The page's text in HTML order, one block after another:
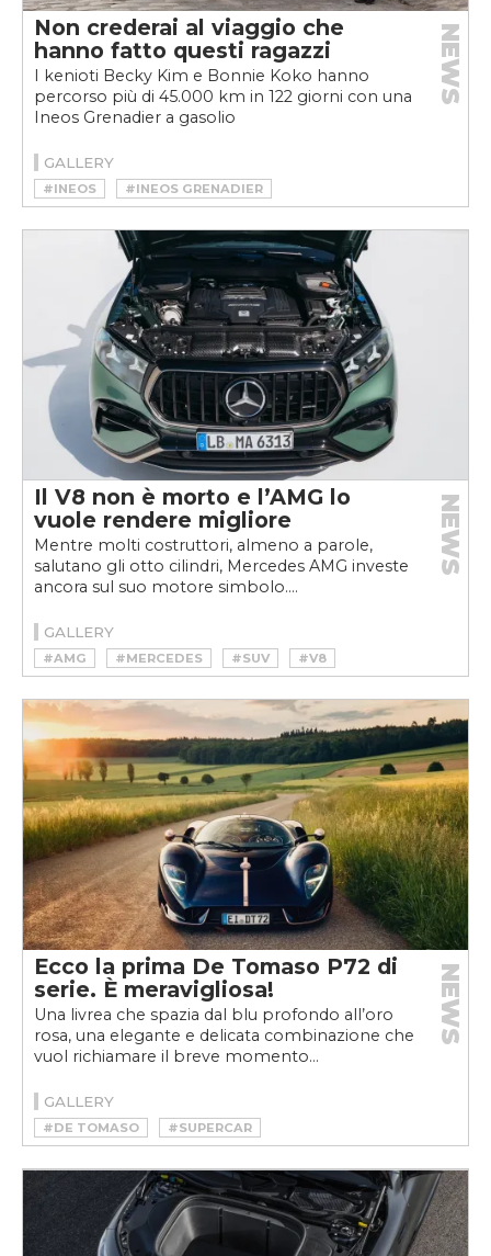
Non crederai al viaggio che
hanno fatto questi ragazzi
I kenioti Becky Kim e Bonnie Koko hanno
percorso più di 45.000 km in 122 giorni con una
Ineos Grenadier a gasolio
NEWS
GALLERY
#INEOS #INEOS GRENADIER
Il V8 non è morto e l’AMG lo
vuole rendere migliore
Mentre molti costruttori, almeno a parole,
salutano gli otto cilindri, Mercedes AMG investe
ancora sul suo motore simbolo....
NEWS
GALLERY
#AMG #MERCEDES #SUV #V8
Ecco la prima De Tomaso P72 di
serie. È meravigliosa!
Una livrea che spazia dal blu profondo all’oro
rosa, una elegante e delicata combinazione che
vuol richiamare il breve momento...
NEWS
GALLERY
#DE TOMASO #SUPERCAR